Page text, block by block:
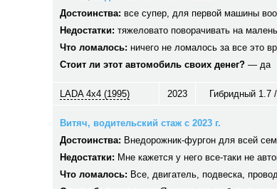
Достоинства: все супер, для первой машины
Недостатки: тяжеловато поворачивать на
Что ломалось: ничего не ломалось за все это
Стоит ли этот автомобиль своих денег? — да
LADA 4x4 (1995) 2023 Гибридный 1.7
Витяч, водительский стаж с 2023 г.
Достоинства: Внедорожник-фургон для всей
Недостатки: Мне кажется у него все-таки не
Что ломалось: Все, двигатель, подвеска,